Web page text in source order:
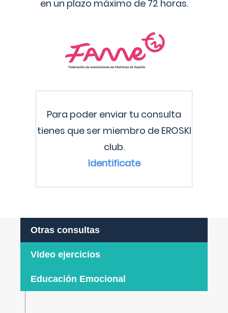
en un plazo máximo de 72 horas.
Para poder enviar tu consulta
tienes que ser miembro de EROSKI
club.
Identificate
Otras consultas
Video ejercicios
Educación Emocional